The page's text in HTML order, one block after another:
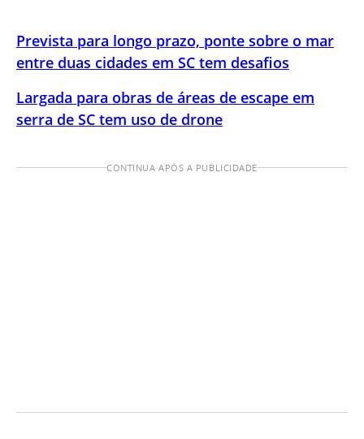
Prevista para longo prazo, ponte sobre o mar
entre duas cidades em SC tem desafios
Largada para obras de áreas de escape em
serra de SC tem uso de drone
CONTINUA APÓS A PUBLICIDADE